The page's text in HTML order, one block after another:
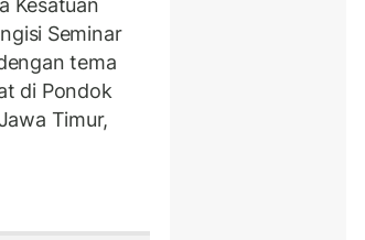
Seminar
tema
di Pondok
Timur,